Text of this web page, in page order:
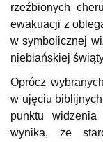
rzeźbionych
ewakuacji z
w symbolicznej
niebiańskiej
Oprócz
w ujęciu
punktu widzenia
wynika, że